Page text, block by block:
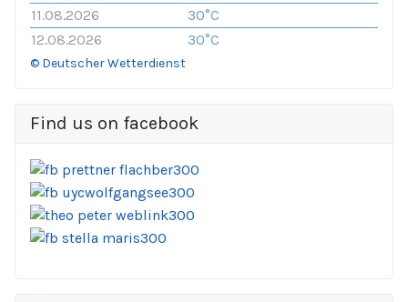
11.08.2026
30°C
12.08.2026
30°C
© Deutscher Wetterdienst
Find us on facebook